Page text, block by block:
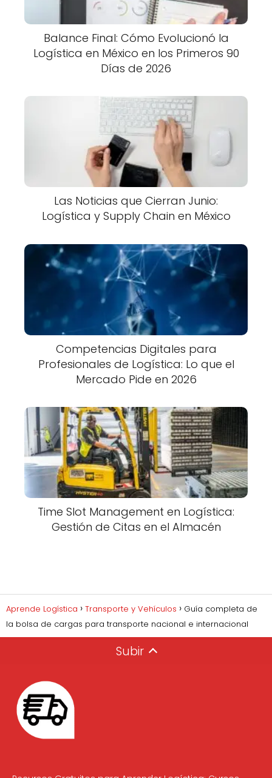
Balance Final: Cómo Evolucionó la
Logística en México en los Primeros 90
Días de 2026
Las Noticias que Cierran Junio:
Logística y Supply Chain en México
Competencias Digitales para
Profesionales de Logística: Lo que el
Mercado Pide en 2026
Time Slot Management en Logística:
Gestión de Citas en el Almacén
Aprende Logística Transporte y Vehículos
Guía completa de
la bolsa de cargas para transporte nacional e internacional
Subir